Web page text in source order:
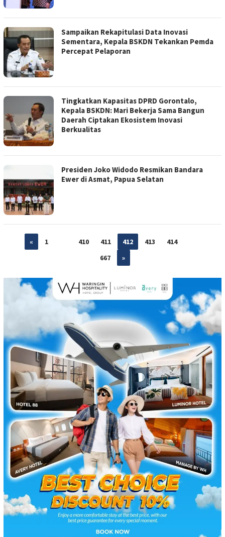
Sampaikan Rekapitulasi Data Inovasi
Sementara, Kepala BSKDN Tekankan Pemda
Percepat Pelaporan
Tingkatkan Kapasitas DPRD Gorontalo,
Kepala BSKDN: Mari Bekerja Sama Bangun
Daerah Ciptakan Ekosistem Inovasi
Berkualitas
Presiden Joko Widodo Resmikan Bandara
Ewer di Asmat, Papua Selatan
« 1 410 411 412 413 414
667
»